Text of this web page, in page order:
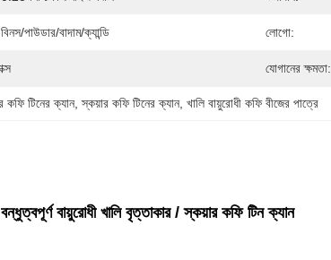
পাউডার/বাদাম/ক্যান্ডি লোগো:
যোগানের ক্ষমতা:
কফি টিনের ক্যান, স্কয়ার কফি টিনের ক্যান, খালি বায়ুরোধী কফি বীজের পাত্রে
বায়ুরোধী খালি বৃত্তাকার / স্কয়ার কফি টিন ক্যান